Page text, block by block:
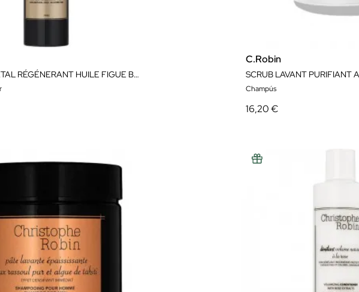
HUILE VÉGÉTAL RÉGÉNERANT HUILE FIGUE BARBARIE 125ML
C.Robin
Champús
16,20 €